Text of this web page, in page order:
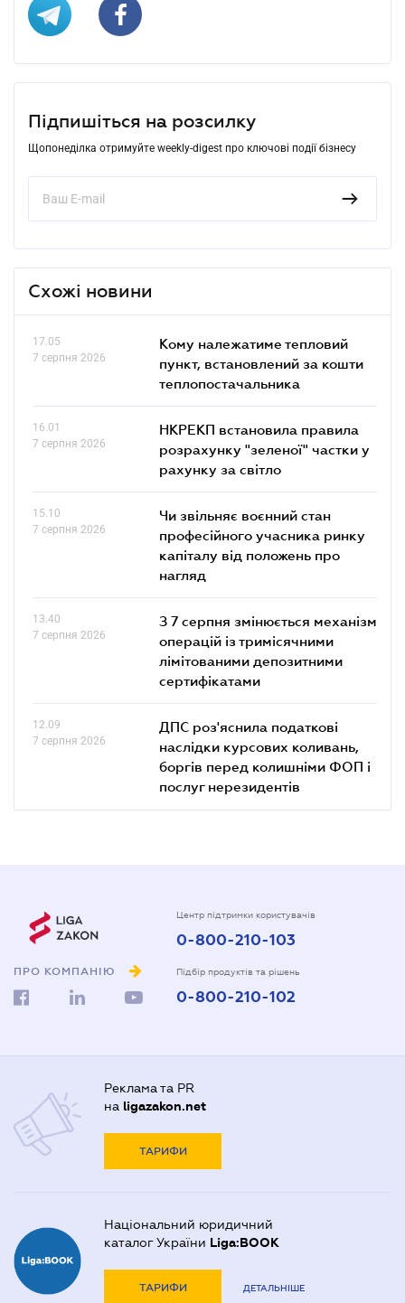
Підпишіться на розсилку
Щопонеділка отримуйте weekly-digest про ключові події бізнесу
Схожі новини
17.05
7 серпня 2026
Кому належатиме тепловий
пункт, встановлений за кошти
теплопостачальника
16.01
7 серпня 2026
НКРЕКП встановила правила
розрахунку "зеленої" частки у
рахунку за світло
15.10
7 серпня 2026
Чи звільняє воєнний стан
професійного учасника ринку
капіталу від положень про
нагляд
13.40
7 серпня 2026
З 7 серпня змінюється механізм
операцій із тримісячними
лімітованими депозитними
сертифікатами
12.09
7 серпня 2026
ДПС роз'яснила податкові
наслідки курсових коливань,
боргів перед колишніми ФОП і
послуг нерезидентів
ПРО КОМПАНІЮ
Центр підтримки користувачів
0-800-210-103
Підбір продуктів та рішень
0-800-210-102
Реклама та PR
на ligazakon.net
ТАРИФИ
Національний юридичний
каталог України Liga:BOOK
ТАРИФИ ДЕТАЛЬНІШЕ